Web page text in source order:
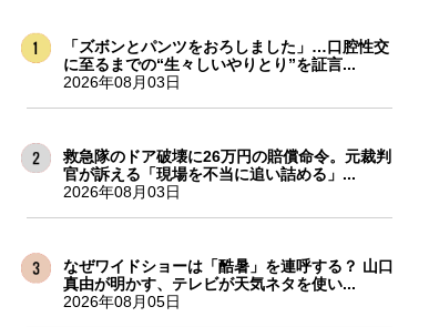
「ズボンとパンツをおろしました」…口腔性交
に至るまでの“生々しいやりとり”を証言...
2026年08月03日
救急隊のドア破壊に26万円の賠償命令。元裁判
官が訴える「現場を不当に追い詰める」...
2026年08月03日
なぜワイドショーは「酷暑」を連呼する？ 山口
真由が明かす、テレビが天気ネタを使い...
2026年08月05日